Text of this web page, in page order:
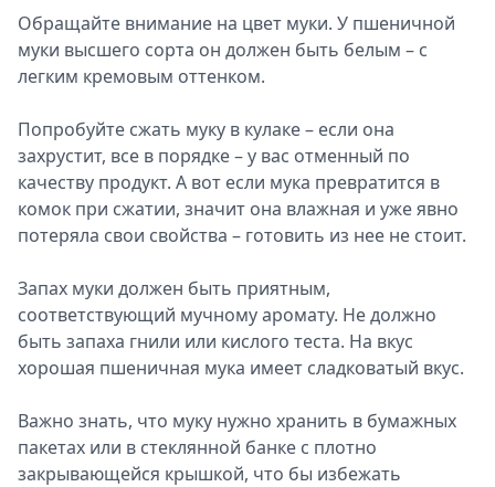
Обращайте внимание на цвет муки. У пшеничной
муки высшего сорта он должен быть белым – с
легким кремовым оттенком.
Попробуйте сжать муку в кулаке – если она
захрустит, все в порядке – у вас отменный по
качеству продукт. А вот если мука превратится в
комок при сжатии, значит она влажная и уже явно
потеряла свои свойства – готовить из нее не стоит.
Запах муки должен быть приятным,
соответствующий мучному аромату. Не должно
быть запаха гнили или кислого теста. На вкус
хорошая пшеничная мука имеет сладковатый вкус.
Важно знать, что муку нужно хранить в бумажных
пакетах или в стеклянной банке с плотно
закрывающейся крышкой, что бы избежать